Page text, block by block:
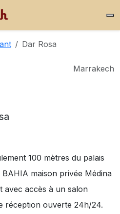
Dar Rosa
Marrakech
100 mètres du palais
maison privée Médina
avec accès à un salon
réception ouverte 24h/24.